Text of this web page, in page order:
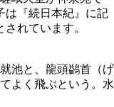
は『続日本紀』に記
れています。
池と、龍頭鷁首（
よく飛ぶという。